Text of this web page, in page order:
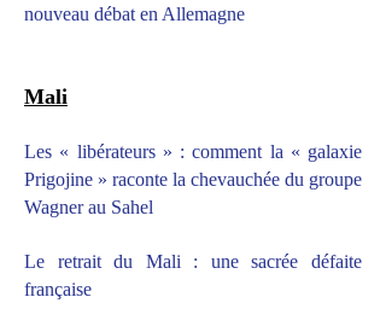
nouveau débat en Allemagne
Mali
Les « libérateurs » : comment la « galaxie
Prigojine » raconte la chevauchée du groupe
Wagner au Sahel
Le retrait du Mali : une sacrée défaite
française